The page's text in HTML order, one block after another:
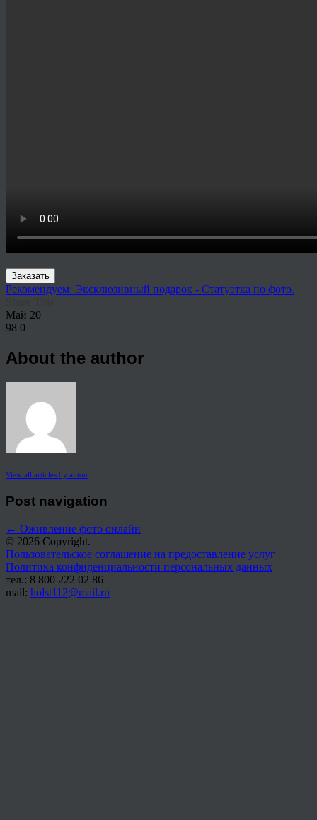
Заказать
Рекомендуем: Эксклюзивный подарок - Статуэтка по фото.
Май 20
98 0
About the author
View all articles by anton
Post navigation
← Оживление фото онлайн
© 2026 Copyright.
Пользовательское соглашение на предоставление услуг
Политика конфиденциальности персональных данных
тел.: 8 800 222 02 86
mail: holst112@mail.ru